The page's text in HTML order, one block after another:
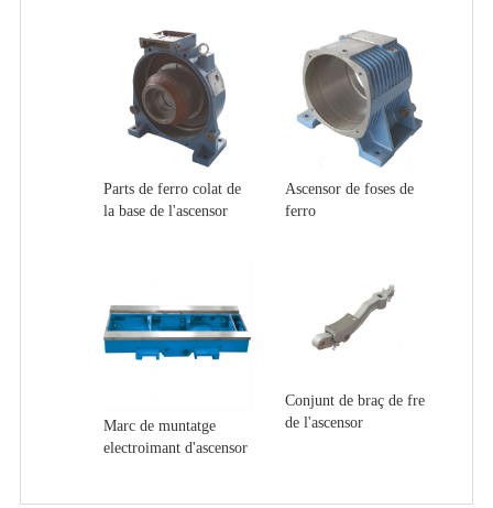
Parts de ferro colat de
la base de l'ascensor
Ascensor de foses de
ferro
Marc de muntatge
electroimant d'ascensor
Conjunt de braç de fre
de l'ascensor